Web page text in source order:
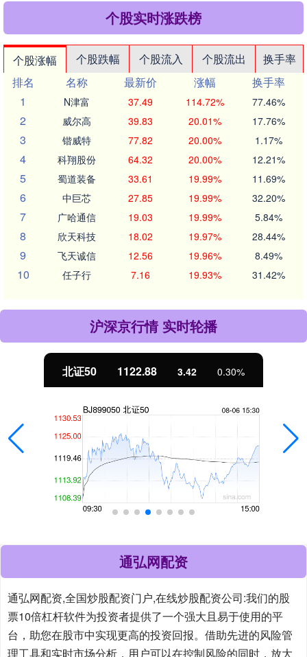
个股实时涨跌榜
个股涨幅 个股跌幅 个股流入 个股流出
换手率
排名
名称 最新价 涨幅
换手率
1
N津富 37.49 114.72% 77.46%
2 威尔高 39.83 20.01% 17.76%
3 锴威特 77.82 20.00% 1.17%
4 科翔股份 64.32 20.00% 12.21%
5 蜀道装备 33.61 19.99% 11.69%
6 中巨芯 27.85 19.99% 32.20%
7 广哈通信 19.03 19.99% 5.84%
8 欣天科技 18.02 19.97% 28.44%
9 飞天诚信 12.56 19.96% 8.49%
10 任子行 7.16 19.93% 31.42%
沪深京行情 实时轮播
北证50 1122.88 3.42 0.30%
通弘网配资
通弘网配资,全国炒股配资门户,在线炒股配资公司:我们的股
票10倍杠杆软件为投资者提供了一个强大且易于使用的平
台，助您在股市中实现更高的投资回报。借助先进的风险管
理工具和实时市场分析，用户可以在控制风险的同时，放大